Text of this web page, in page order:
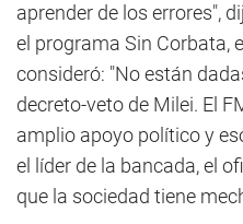
aprender de los errores",
el programa Sin Corbata,
consideró: "No están
decreto-veto de Milei. El
amplio apoyo político y
el líder de la bancada, el
que la sociedad tiene